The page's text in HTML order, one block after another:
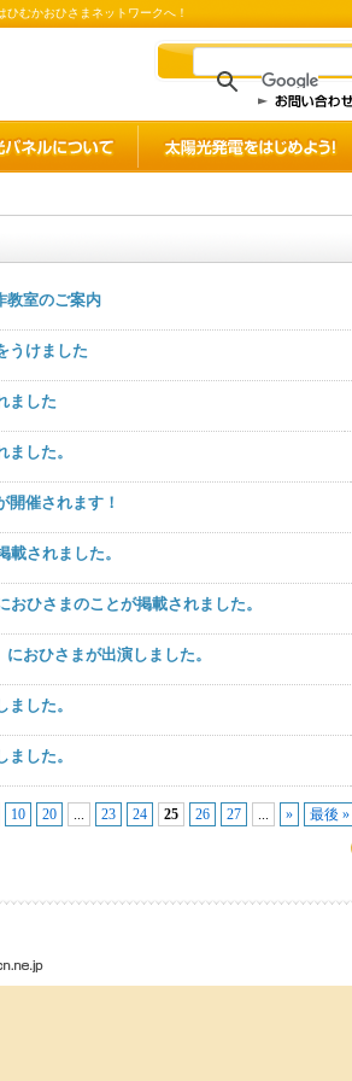
むかおひさまネットワークへ！
教室のご案内
うけました
ました
した。
開催されます！
されました。
ひさまのことが掲載されました。
おひさまが出演しました。
した。
した。
10 20 23 24 25 26 27 » 最後 »